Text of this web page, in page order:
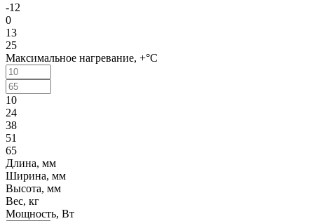
-12
0
13
25
Максимальное нагревание, +°C
10
24
38
51
65
Длина, мм
Ширина, мм
Высота, мм
Вес, кг
Мощность, Вт